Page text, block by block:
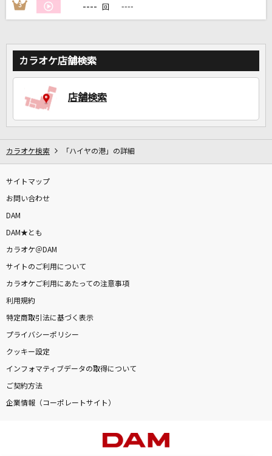
3 ---- 回 ----
カラオケ店舗検索
店舗検索
カラオケ検索 「ハイヤの港」の詳細
サイトマップ
お問い合わせ
DAM
DAM★とも
カラオケ＠DAM
サイトのご利用について
カラオケご利用にあたっての注意事項
利用規約
特定商取引法に基づく表示
プライバシーポリシー
クッキー設定
インフォマティブデータの取得について
ご契約方法
企業情報（コーポレートサイト）